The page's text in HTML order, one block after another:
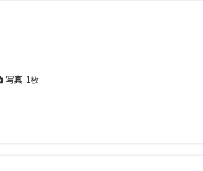
写真 1枚